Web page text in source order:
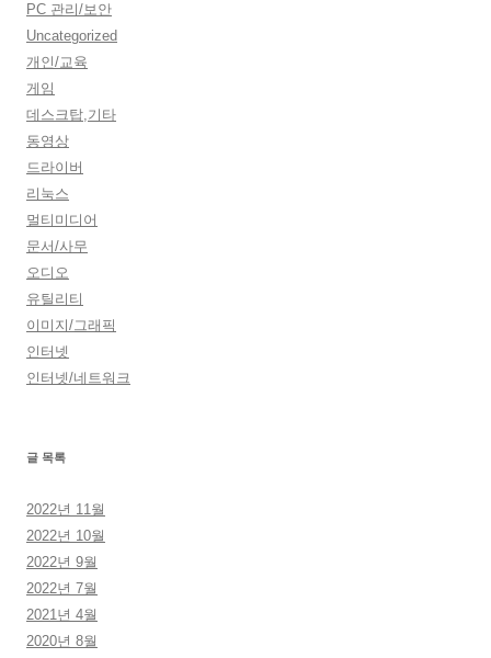
PC 관리/보안
Uncategorized
개인/교육
게임
데스크탑,기타
동영상
드라이버
리눅스
멀티미디어
문서/사무
오디오
유틸리티
이미지/그래픽
인터넷
인터넷/네트워크
글 목록
2022년 11월
2022년 10월
2022년 9월
2022년 7월
2021년 4월
2020년 8월